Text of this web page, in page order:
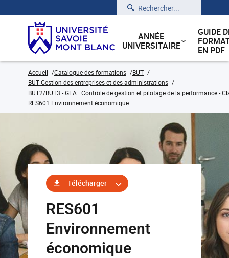
Rechercher
ANNÉE
UNIVERSITAIRE
GUIDE
EN PDF
Accueil Catalogue des formations
BUT
BUT Gestion des entreprises et des administrations
BUT2/BUT3 - GEA : Contrôle de gestion et pilotage de la performance -
RES601 Environnement économique
Télécharger
RES601
Environnement
économique